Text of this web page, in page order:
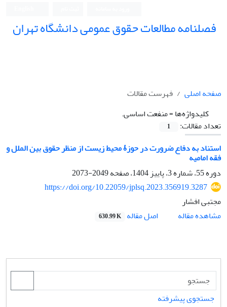
فصلنامه مطالعات حقوق عمومی دانشگاه تهران
صفحه اصلی
فهرست مقالات
کلیدواژه‌ها =منفعت ‏اساسی.‏
تعداد مقالات:
1
استناد به دفاع ضرورت در حوزۀ محیط ‏زیست از منظر حقوق بین ‏الملل و
فقه امامیه
دوره 55، شماره 3، پاییز 1404، صفحه
2049-2073
https://doi.org/10.22059/jplsq.2023.356919.3287
مجتبی افشار
مشاهده مقاله
اصل مقاله 630.99 K
جستجوی پیشرفته